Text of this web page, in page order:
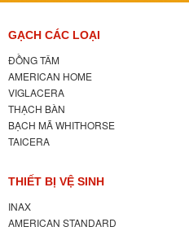
GẠCH CÁC LOẠI
ĐỒNG TÂM
AMERICAN HOME
VIGLACERA
THẠCH BÀN
BẠCH MÃ WHITHORSE
TAICERA
THIẾT BỊ VỆ SINH
INAX
AMERICAN STANDARD